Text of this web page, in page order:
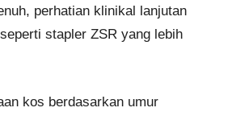
perhatian klinikal lanjutan
stapler ZSR yang lebih
kos berdasarkan umur